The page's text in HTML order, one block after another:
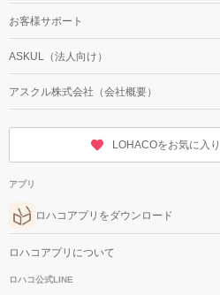
お客様サポート
ASKUL（法人向け）
アスクル株式会社（会社概要）
LOHACOをお気に入
アプリ
ロハコアプリをダウンロード
ロハコアプリについて
ロハコ公式LINE